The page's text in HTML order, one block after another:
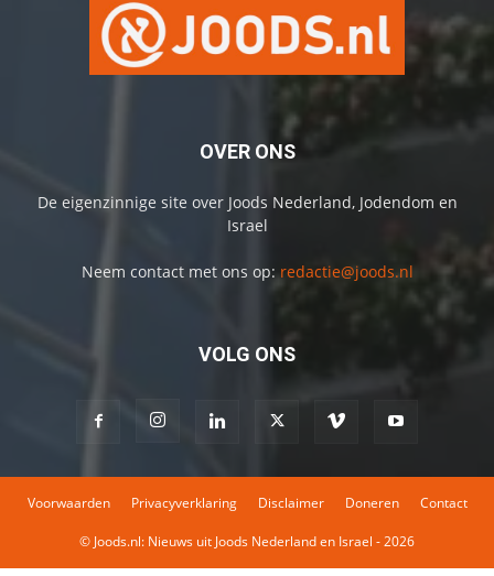
OVER ONS
De eigenzinnige site over Joods Nederland, Jodendom en
Israel
Neem contact met ons op: redactie@joods.nl
VOLG ONS
Voorwaarden Privacyverklaring Disclaimer Doneren Contact
© Joods.nl: Nieuws uit Joods Nederland en Israel - 2026